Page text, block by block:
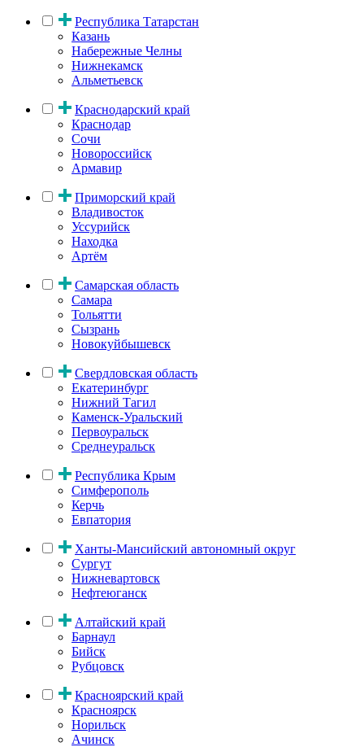
Республика Татарстан
Казань
Набережные Челны
Нижнекамск
Альметьевск
Краснодарский край
Краснодар
Сочи
Новороссийск
Армавир
Приморский край
Владивосток
Уссурийск
Находка
Артём
Самарская область
Самара
Тольятти
Сызрань
Новокуйбышевск
Свердловская область
Екатеринбург
Нижний Тагил
Каменск-Уральский
Первоуральск
Среднеуральск
Республика Крым
Симферополь
Керчь
Евпатория
Ханты-Мансийский автономный округ
Сургут
Нижневартовск
Нефтеюганск
Алтайский край
Барнаул
Бийск
Рубцовск
Красноярский край
Красноярск
Норильск
Ачинск